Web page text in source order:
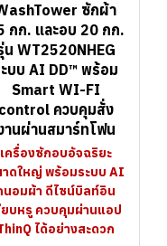
ซักผ้า
กก. และอบ 20 กก.
น WT2520NHEG
บบ AI DD™ พร้อม
Smart WI-FI
control ควบคุมสั่ง
านผ่านสมาร์ทโฟน
เครื่องซักอบอัจฉริยะ
าดใหญ่ พร้อมระบบ AI
นอมผ้า ดีไซน์บิลท์อิน
ยบหรู ควบคุมผ่านแอป
ได้อย่างสะดวก